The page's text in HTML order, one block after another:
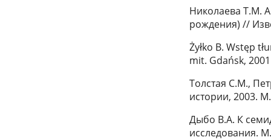
Николаева Т.М.
рождения) //
Żyłko B. Wstęp
mit. Gdańsk,
Толстая С.М.,
истории, 2003.
Дыбо В.А. К
исследования.